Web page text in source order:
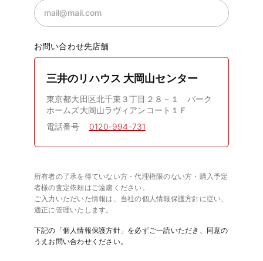
お問い合わせ先店舗
三井のリハウス 大岡山センター
東京都大田区北千束３丁目２８－１ パーク
ホームズ大岡山ラヴィアンコート１Ｆ
電話番号
0120-994-731
所有者の了承を得ていない方・代理権限のない方・購入予定
者様の査定依頼はご遠慮ください。
ご入力いただいた情報は、当社の個人情報保護方針に従い、
適正に管理いたします。
下記の「個人情報保護方針」を必ずご一読いただき、同意の
うえお問い合わせください。